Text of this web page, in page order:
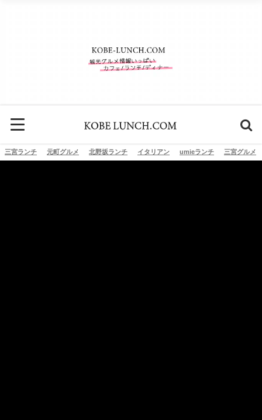
三宮ランチ 元町グルメ 北野坂ランチ イタリアン umieランチ 三宮グルメ